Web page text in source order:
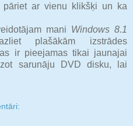
pāriet ar vienu klikšķi un ka
mani Windows 8.1
plašākām izstrādes
ir pieejamas tikai jaunajai
sarunāju DVD disku, lai